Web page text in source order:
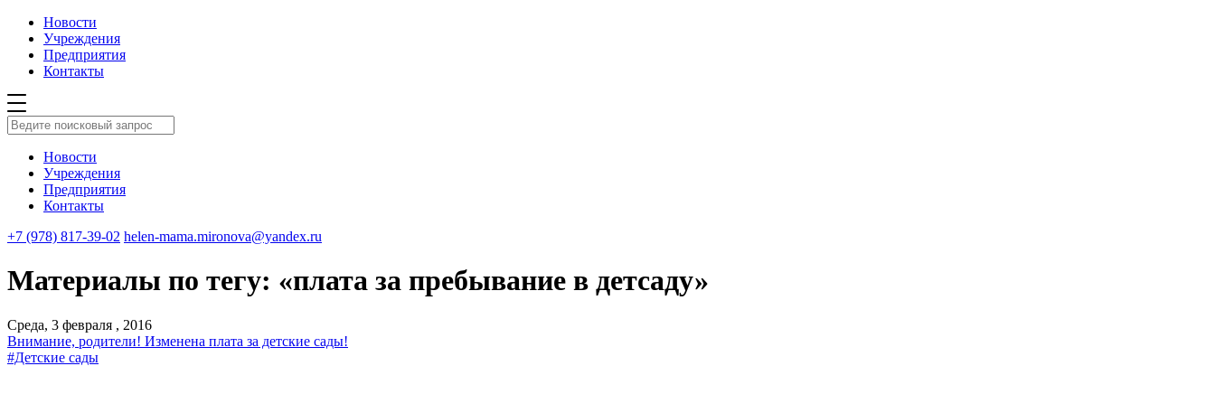
Новости
Учреждения
Предприятия
Контакты
Новости
Учреждения
Предприятия
Контакты
+7 (978) 817-39-02 helen-mama.mironova@yandex.ru
Материалы по тегу: «плата за пребывание в детсаду»
Среда, 3 февраля , 2016
Внимание, родители! Изменена плата за детские сады!
#Детские сады